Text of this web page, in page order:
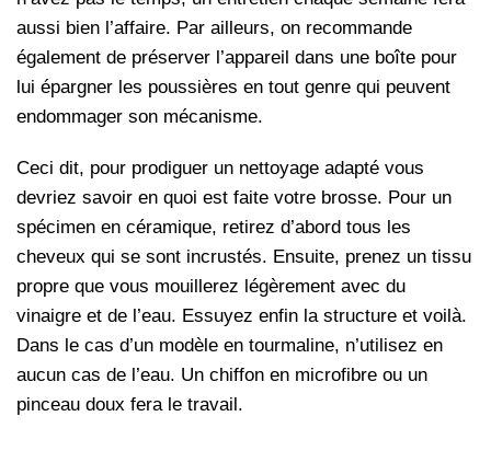
aussi bien l’affaire. Par ailleurs, on recommande
également de préserver l’appareil dans une boîte pour
lui épargner les poussières en tout genre qui peuvent
endommager son mécanisme.
Ceci dit, pour prodiguer un nettoyage adapté vous
devriez savoir en quoi est faite votre brosse. Pour un
spécimen en céramique, retirez d’abord tous les
cheveux qui se sont incrustés. Ensuite, prenez un tissu
propre que vous mouillerez légèrement avec du
vinaigre et de l’eau. Essuyez enfin la structure et voilà.
Dans le cas d’un modèle en tourmaline, n’utilisez en
aucun cas de l’eau. Un chiffon en microfibre ou un
pinceau doux fera le travail.